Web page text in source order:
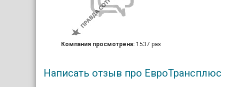
Компания просмотрена: 1537 раз
Написать отзыв про ЕвроТрансплюс